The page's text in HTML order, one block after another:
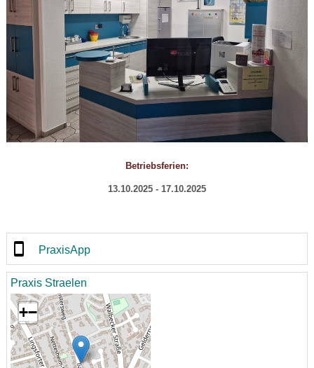
Betriebsferien:
13.10.2025 - 17.10.2025
PraxisApp
Praxis Straelen
+−